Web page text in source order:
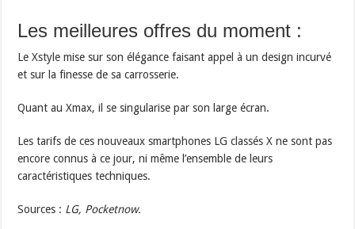
Les meilleures offres du moment :
Le Xstyle mise sur son élégance faisant appel à un design incurvé
et sur la finesse de sa carrosserie.
Quant au Xmax, il se singularise par son large écran.
Les tarifs de ces nouveaux smartphones LG classés X ne sont pas
encore connus à ce jour, ni même l’ensemble de leurs
caractéristiques techniques.
Sources : LG, Pocketnow.